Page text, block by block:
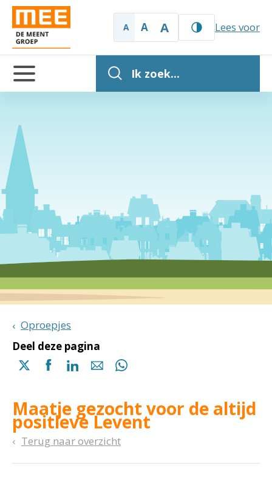
A A A Lees voor
Ik zoek...
Oproepjes
Deel deze pagina
Delen
(opent
in
een
nieuwe
Delen
(opent
in
een
nieuwe
Delen
(opent
in
een
nieuwe
Delen
mail
Delen
(opent
in
een
nieuwe
Maatje gezocht voor de altijd
positieve Levent
Terug naar overzicht